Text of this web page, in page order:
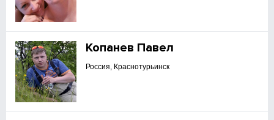
Копанев Павел
Россия, Краснотурьинск